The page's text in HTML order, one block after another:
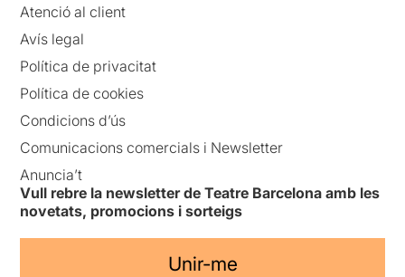
Atenció al client
Avís legal
Política de privacitat
Política de cookies
Condicions d’ús
Comunicacions comercials i Newsletter
Anuncia’t
Vull rebre la newsletter de Teatre Barcelona amb les
novetats, promocions i sorteigs
Unir-me